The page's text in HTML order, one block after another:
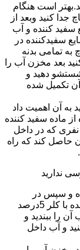
است هنگام
جدا کنید وبعد از
سفید کننده و آب
سفیدکننده در
به تمامی بدنه
۲ ساعت صبر کنید بعد مخزن آب را
دهید و
تکمیل شده
به آن اهمیت داد
ماده سفید کننده
که در داخل
حاصل کند که راه
ندارید
و سپس در
100لیتر آب یک قاشق چای خوری مایع سفید کننده با کلر 5درصد
مدت 12 ساعت درب آن را ببندید و
و آب داخل